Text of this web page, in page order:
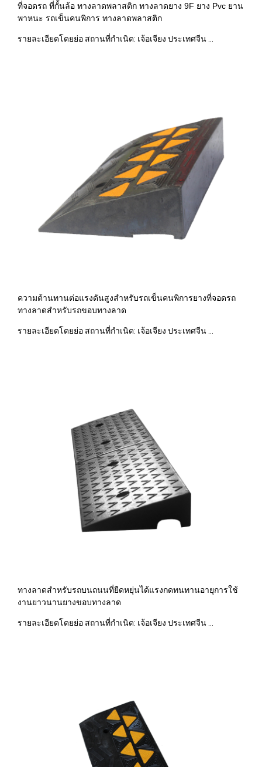
ที่จอดรถ ที่กั้นล้อ ทางลาดพลาสติก ทางลาดยาง 9F ยาง Pvc ยาน
พาหนะ รถเข็นคนพิการ ทางลาดพลาสติก
รายละเอียดโดยย่อ สถานที่กำเนิด: เจ้อเจียง ประเทศจีน ...
ความต้านทานต่อแรงดันสูงสำหรับรถเข็นคนพิการยางที่จอดรถ
ทางลาดสำหรับรถขอบทางลาด
รายละเอียดโดยย่อ สถานที่กำเนิด: เจ้อเจียง ประเทศจีน ...
ทางลาดสำหรับรถบนถนนที่ยืดหยุ่นได้แรงกดทนทานอายุการใช้
งานยาวนานยางขอบทางลาด
รายละเอียดโดยย่อ สถานที่กำเนิด: เจ้อเจียง ประเทศจีน ...